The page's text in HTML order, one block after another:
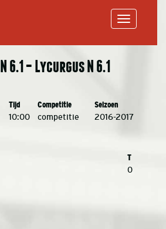
– Lycurgus N 6.1
Tijd Competitie Seizoen
10:00 competitie 2016-2017
T
0